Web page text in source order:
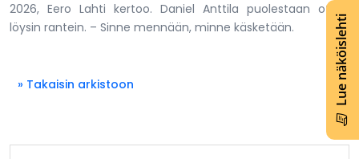
Lue näköislehti
2026, Eero Lahti kertoo. Daniel Anttila puolestaan ottaa
löysin rantein. – Sinne mennään, minne käsketään.
» Takaisin arkistoon